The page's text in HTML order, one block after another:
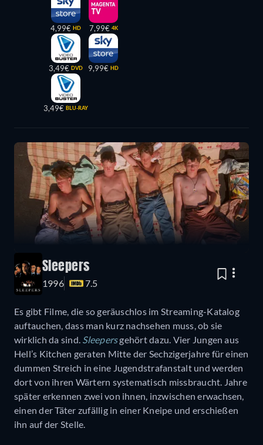
4,99€ HD
3,49€ DVD
3,49€ BLU-RAY
7,99€ 4K
9,99€ HD
Sleepers
1996 7.5
Es gibt Filme, die so geräuschlos im Streaming-Katalog
auftauchen, dass man kurz nachsehen muss, ob sie
wirklich da sind. Sleepersgehört dazu. Vier Jungen aus
Hell’s Kitchen geraten Mitte der Sechzigerjahre für einen
dummen Streich in eine Jugendstrafanstalt und werden
dort von ihren Wärtern systematisch missbraucht. Jahre
später erkennen zwei von ihnen, inzwischen erwachsen,
einen der Täter zufällig in einer Kneipe und erschießen
ihn auf der Stelle.